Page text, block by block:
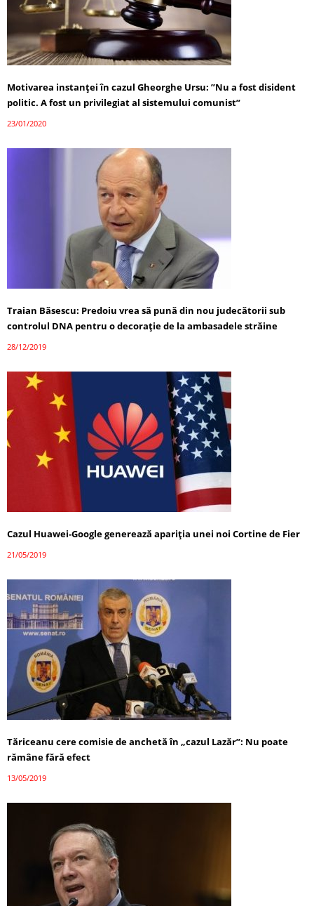
Motivarea instanței în cazul Gheorghe Ursu: ”Nu a fost disident
politic. A fost un privilegiat al sistemului comunist”
23/01/2020
Traian Băsescu: Predoiu vrea să pună din nou judecătorii sub
controlul DNA pentru o decorație de la ambasadele străine
28/12/2019
Cazul Huawei-Google generează apariţia unei noi Cortine de Fier
21/05/2019
Tăriceanu cere comisie de anchetă în „cazul Lazăr”: Nu poate
rămâne fără efect
13/05/2019